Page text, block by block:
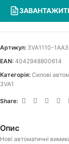
ЗАВАНТАЖИТИ
EAN: 4042948800614
Артикул: 3VA1110-
Категорія: Силові
3VA1
Share:
Опис
Нові автоматичні